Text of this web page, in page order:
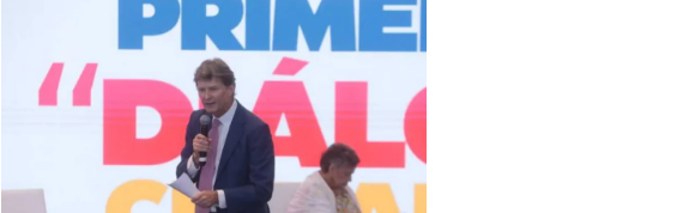
expresaron su inconformidad por no
haber calificado a pesar de cumplir el
requisito.